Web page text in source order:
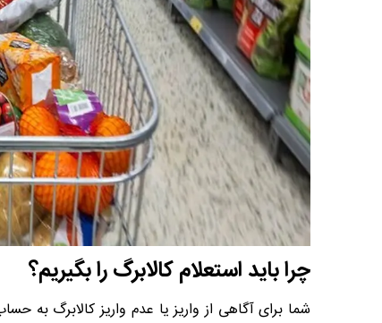
چرا باید استعلام کالابرگ را بگیریم؟
شما برای آگاهی از واریز یا عدم واریز کالابرگ به